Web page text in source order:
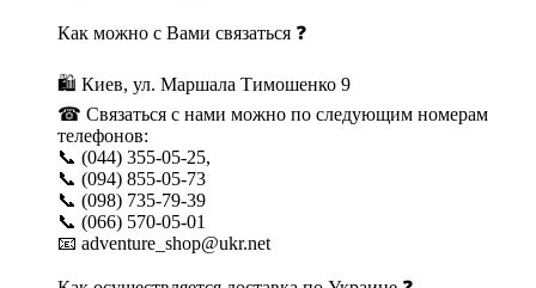
Как можно с Вами связаться ❓
🛍 Киев, ул. Маршала Тимошенко 9
☎ Связаться с нами можно по следующим номерам
телефонов:
📞 (044) 355-05-25,
📞 (094) 855-05-73
📞 (098) 735-79-39
📞 (066) 570-05-01
📧 adventure_shop@ukr.net